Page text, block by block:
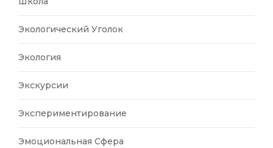
Экологический Уголок
Экология
Экскурсии
Экспериментирование
Эмоциональная Сфера